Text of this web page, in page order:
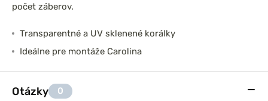
počet záberov.
Transparentné a UV sklenené korálky
Ideálne pre montáže Carolina
Otázky 0